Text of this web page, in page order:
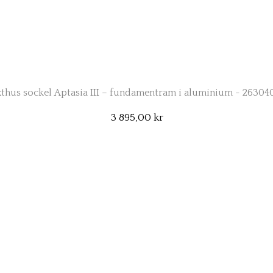
sockel Aptasia III – fundamentram i aluminium -
3 895,00 kr